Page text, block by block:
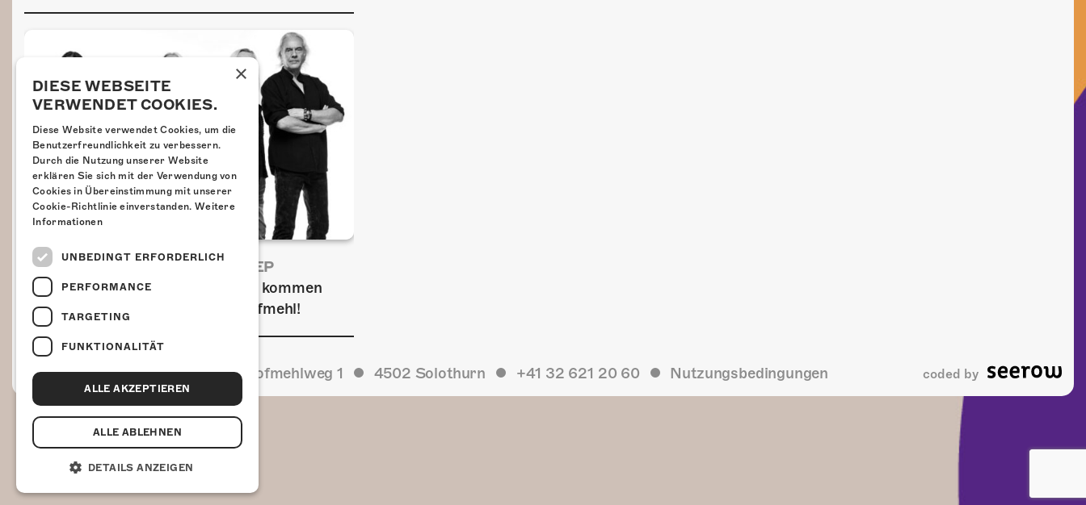
FRISCH BESTÄTIGT: URIAH HEEP
Am Sonntag, 15. November 2026 kommen
Uriah Heep in die Kulturfabrik Kofmehl!
Kulturfabrik Kofmehl Kofmehlweg 1 4502 Solothurn +41 32 621 20 60 Nutzungsbedingungen coded by
×
DIESE WEBSEITE
VERWENDET COOKIES.
Diese Website verwendet Cookies, um die
Benutzerfreundlichkeit zu verbessern.
Durch die Nutzung unserer Website
erklären Sie sich mit der Verwendung von
Cookies in Übereinstimmung mit unserer
Cookie-Richtlinie einverstanden. Weitere
Informationen
UNBEDINGT ERFORDERLICH
PERFORMANCE
TARGETING
FUNKTIONALITÄT
ALLE AKZEPTIEREN
ALLE ABLEHNEN
DETAILS ANZEIGEN